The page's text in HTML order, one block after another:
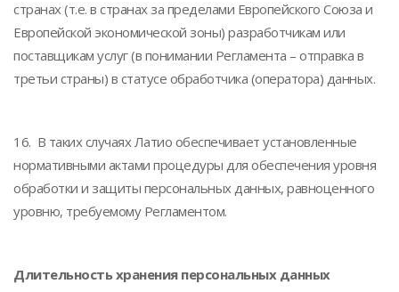
странах (т.е. в странах за пределами Европейского Союза и
Европейской экономической зоны) разработчикам или
поставщикам услуг (в понимании Регламента – отправка в
третьи страны) в статусе обработчика (оператора) данных.
16. В таких случаях Латио обеспечивает установленные
нормативными актами процедуры для обеспечения уровня
обработки и защиты персональных данных, равноценного
уровню, требуемому Регламентом.
Длительность хранения персональных данных